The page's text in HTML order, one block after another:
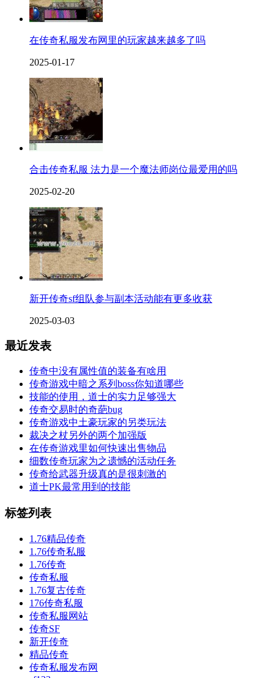
在传奇私服发布网里的玩家越来越多了吗
2025-01-17
合击传奇私服 法力是一个魔法师岗位最爱用的吗
2025-02-20
新开传奇sf组队参与副本活动能有更多收获
2025-03-03
最近发表
传奇中没有属性值的装备有啥用
传奇游戏中暗之系列boss你知道哪些
技能的使用，道士的实力足够强大
传奇交易时的奇葩bug
传奇游戏中土豪玩家的另类玩法
裁决之杖另外的两个加强版
在传奇游戏里如何快速出售物品
细数传奇玩家为之遗憾的活动任务
传奇给武器升级真的是很刺激的
道士PK最常用到的技能
标签列表
1.76精品传奇
1.76传奇私服
1.76传奇
传奇私服
1.76复古传奇
176传奇私服
传奇私服网站
传奇SF
新开传奇
精品传奇
传奇私服发布网